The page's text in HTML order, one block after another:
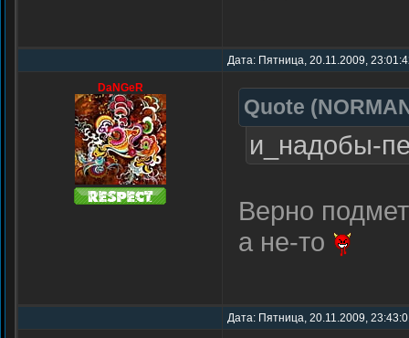
Дата: Пятница, 20.11.2009,
DaNGeR
Quote (
и_надобы-
Верно
а не-то
Дата: Пятница, 20.11.2009,